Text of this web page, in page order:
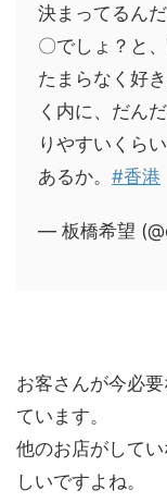
決まってるん
〇でしょ？と
たまらなく好
く内に、だん
りやすいくら
あるか。 #香港
— 板橋希望
お客さんが今必
ています。
他のお店がして
しいですよね。